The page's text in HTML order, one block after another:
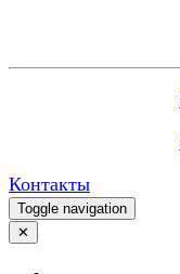
Контакты
Toggle navigation
✕